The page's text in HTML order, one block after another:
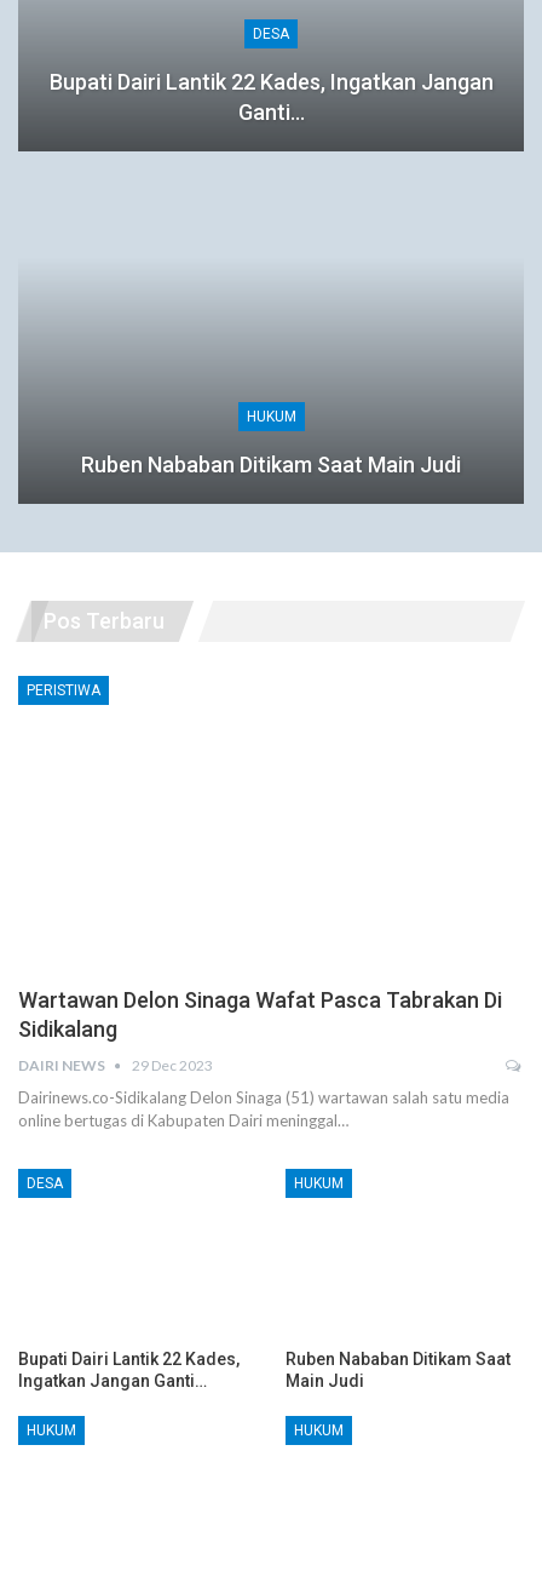
DESA
Bupati Dairi Lantik 22 Kades, Ingatkan Jangan
Ganti…
HUKUM
Ruben Nababan Ditikam Saat Main Judi
Pos Terbaru
PERISTIWA
Wartawan Delon Sinaga Wafat Pasca Tabrakan Di
Sidikalang
DAIRI NEWS 29 Dec 2023
Dairinews.co-Sidikalang Delon Sinaga (51) wartawan salah satu media
online bertugas di Kabupaten Dairi meninggal…
DESA
Bupati Dairi Lantik 22 Kades,
Ingatkan Jangan Ganti…
HUKUM
Ruben Nababan Ditikam Saat
Main Judi
HUKUM HUKUM